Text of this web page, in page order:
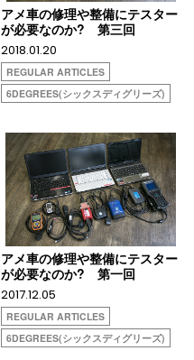
アメ車の修理や整備にテスター
が必要なのか? 第三回
2018.01.20
REGULAR ARTICLES
6DEGREES(シックスディグリーズ)
アメ車の修理や整備にテスター
が必要なのか? 第一回
2017.12.05
REGULAR ARTICLES
6DEGREES(シックスディグリーズ)